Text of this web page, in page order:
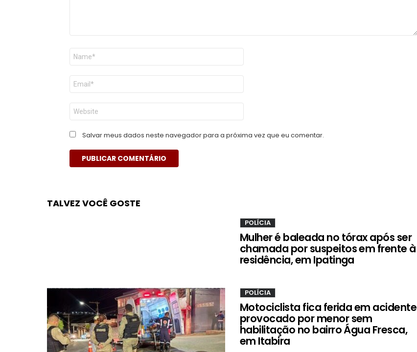
Nome
E-
mail
*
Site
Salvar meus dados neste navegador para a próxima vez que eu comentar.
TALVEZ VOCÊ GOSTE
POLÍCIA
Mulher é baleada no tórax após ser
chamada por suspeitos em frente à
residência, em Ipatinga
POLÍCIA
Motociclista fica ferida em acidente
provocado por menor sem
habilitação no bairro Água Fresca,
em Itabira